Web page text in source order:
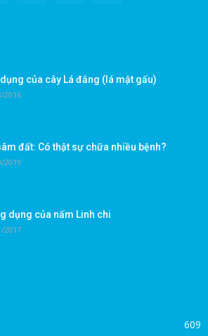
của cây Lá đắng (lá mật gấu)
2016
đất: Có thật sự chữa nhiều bệnh?
2019
dụng của nấm Linh chi
2017
609